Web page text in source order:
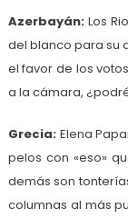
Azerbayán: Los
del blanco para su
el favor de los
a la cámara,
Grecia: Elena
pelos con «eso»
demás son
columnas al más